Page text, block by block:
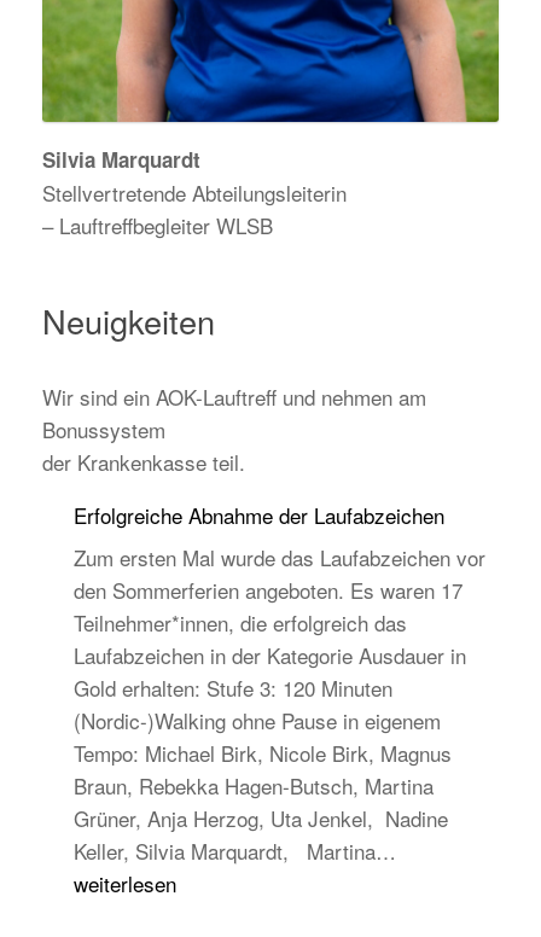
Silvia Marquardt
Stellvertretende Abteilungsleiterin
– Lauftreffbegleiter WLSB
Neuigkeiten
Wir sind ein AOK-Lauftreff und nehmen am
Bonussystem
der Krankenkasse teil.
Erfolgreiche Abnahme der Laufabzeichen
Zum ersten Mal wurde das Laufabzeichen vor
den Sommerferien angeboten. Es waren 17
Teilnehmer*innen, die erfolgreich das
Laufabzeichen in der Kategorie Ausdauer in
Gold erhalten: Stufe 3: 120 Minuten
(Nordic-)Walking ohne Pause in eigenem
Tempo: Michael Birk, Nicole Birk, Magnus
Braun, Rebekka Hagen-Butsch, Martina
Grüner, Anja Herzog, Uta Jenkel, Nadine
Keller, Silvia Marquardt, Martina…
weiterlesen